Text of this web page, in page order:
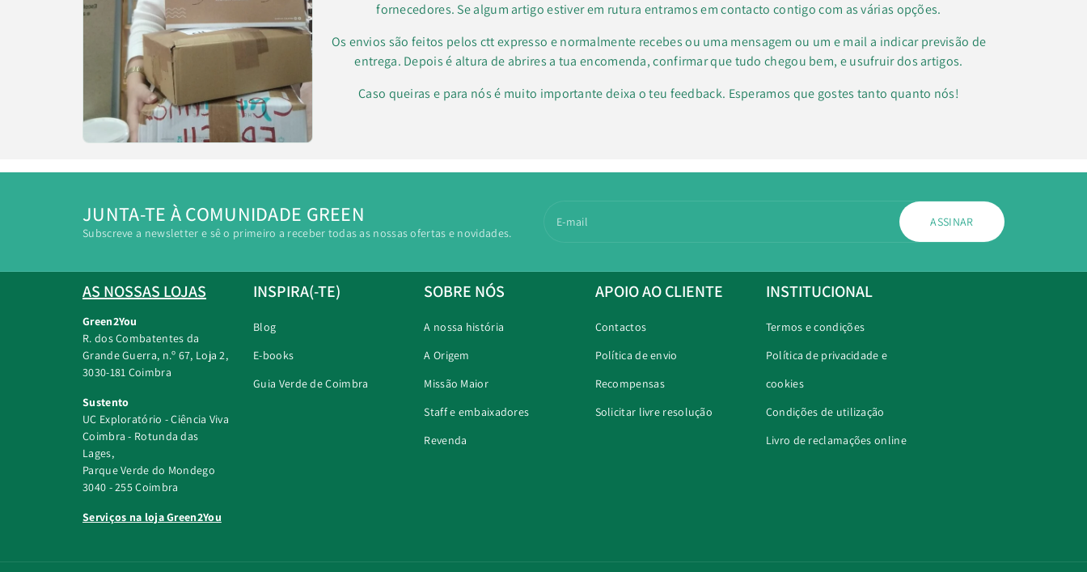
fornecedores. Se algum artigo estiver em rutura entramos em contacto contigo com as várias opções.
Os envios são feitos pelos ctt expresso e normalmente recebes ou uma mensagem ou um e mail a indicar previsão de
entrega. Depois é altura de abrires a tua encomenda, confirmar que tudo chegou bem, e usufruir dos artigos.
Caso queiras e para nós é muito importante deixa o teu feedback. Esperamos que gostes tanto quanto nós!
JUNTA-TE À COMUNIDADE GREEN
Subscreve a newsletter e sê o primeiro a receber todas as nossas ofertas e novidades.
E-mail ASSINAR
AS NOSSAS LOJAS
Green2You
R. dos Combatentes da
Grande Guerra, n.º 67, Loja 2,
3030-181 Coimbra
Sustento
UC Exploratório - Ciência Viva
Coimbra - Rotunda das
Lages,
Parque Verde do Mondego
3040 - 255 Coimbra
Serviços na loja Green2You
INSPIRA(-TE)
Blog
E-books
Guia Verde de Coimbra
SOBRE NÓS
A nossa história
A Origem
Missão Maior
Staff e embaixadores
Revenda
APOIO AO CLIENTE
Contactos
Política de envio
Recompensas
Solicitar livre resolução
INSTITUCIONAL
Termos e condições
Política de privacidade e
cookies
Condições de utilização
Livro de reclamações online